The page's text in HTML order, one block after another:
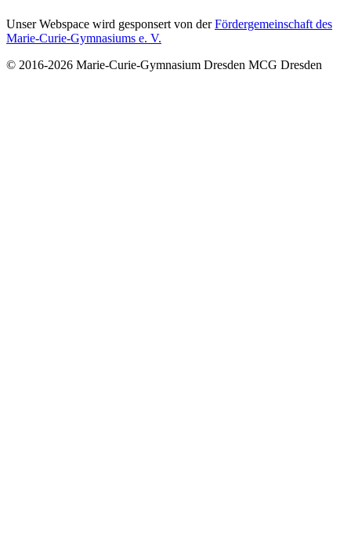
Unser Webspace wird gesponsert von derFördergemeinschaft des
Marie-Curie-Gymnasiums e. V.
© 2016-2026 Marie-Curie-Gymnasium Dresden MCG Dresden